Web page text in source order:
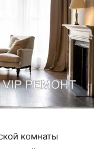
комнаты